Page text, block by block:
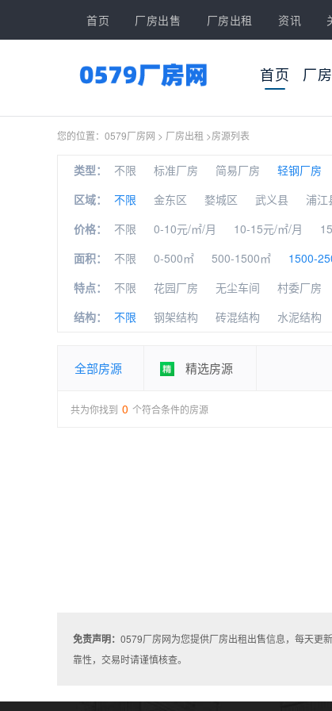
首页 厂房出售 厂房出租 资讯
首页 厂
您的位置： 0579厂房网 > 厂房出租 >房源列表
类型： 不限 标准厂房 简易厂房 轻钢厂房
区域：
不限 金东区 婺城区 武义县 浦江
价格：
不限 0-10元/㎡/月 10-15元/㎡/月
面积：
不限 0-500㎡ 500-1500㎡ 1500-
特点：
不限 花园厂房 无尘车间 村委厂房
结构：
不限 钢架结构 砖混结构 水泥结构
全部房源 精选房源
共为你找到 0 个符合条件的房源
免责声明： 0579厂房网为您提供厂房出租出售信息，每天更
靠性，交易时请谨慎核查。